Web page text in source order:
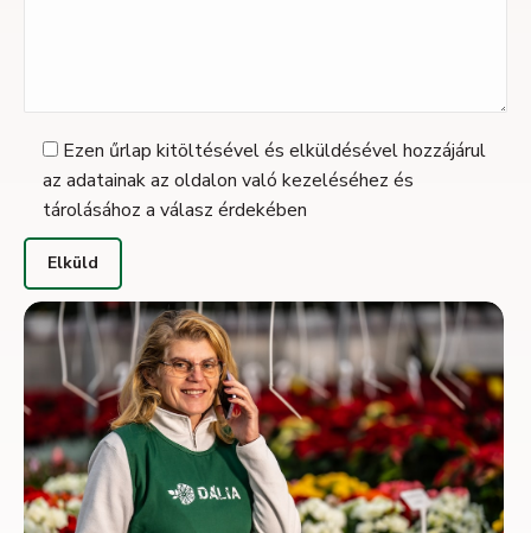
Ezen űrlap kitöltésével és elküldésével hozzájárul
az adatainak az oldalon való kezeléséhez és
tárolásához a válasz érdekében